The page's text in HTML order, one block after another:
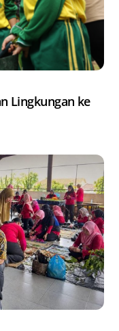
Lingkungan ke